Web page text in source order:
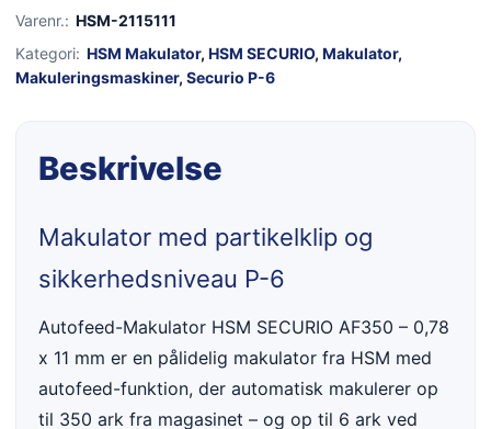
Varenr.: HSM-2115111
Kategori: HSM Makulator, HSM SECURIO, Makulator,
Makuleringsmaskiner, Securio P-6
Beskrivelse
Makulator med partikelklip og
sikkerhedsniveau P-6
Autofeed-Makulator HSM SECURIO AF350 – 0,78
x 11 mm er en pålidelig makulator fra HSM med
autofeed-funktion, der automatisk makulerer op
til 350 ark fra magasinet – og op til 6 ark ved